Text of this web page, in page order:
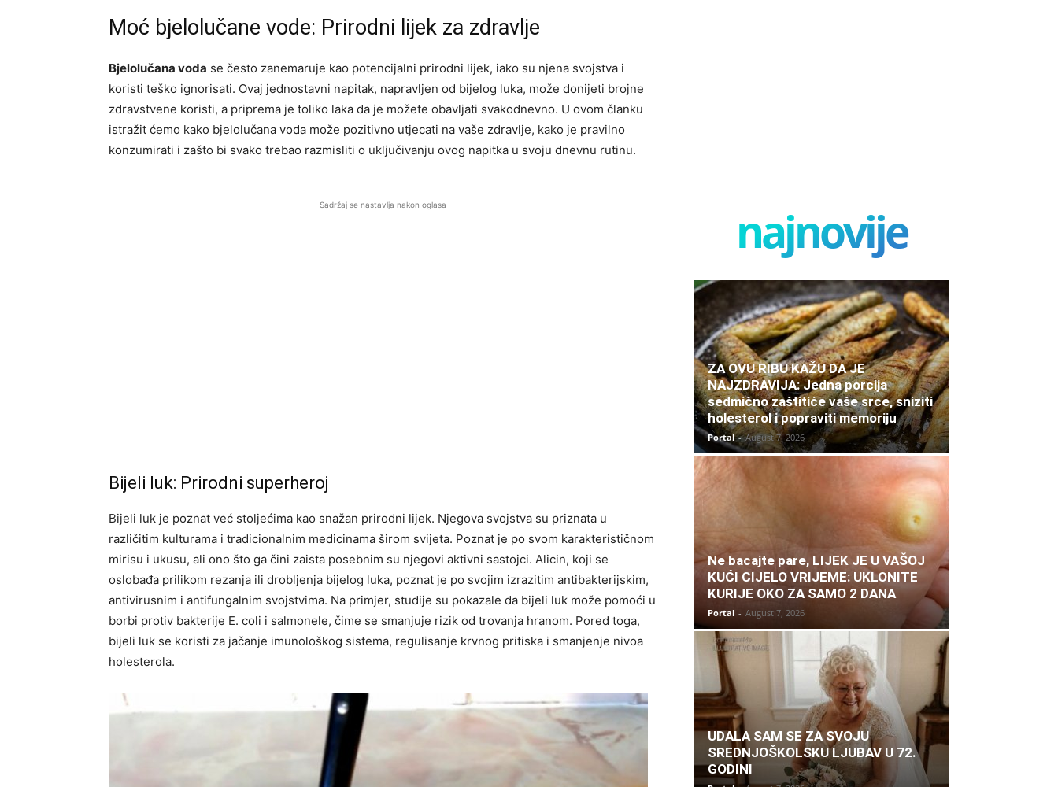
Moć bjelolučane vode: Prirodni lijek za zdravlje
Bjelolučana voda se često zanemaruje kao potencijalni prirodni lijek, iako su njena svojstva i
koristi teško ignorisati. Ovaj jednostavni napitak, napravljen od bijelog luka, može donijeti brojne
zdravstvene koristi, a priprema je toliko laka da je možete obavljati svakodnevno. U ovom članku
istražit ćemo kako bjelolučana voda može pozitivno utjecati na vaše zdravlje, kako je pravilno
konzumirati i zašto bi svako trebao razmisliti o uključivanju ovog napitka u svoju dnevnu rutinu.
Sadržaj se nastavlja nakon oglasa
Bijeli luk: Prirodni superheroj
Bijeli luk je poznat već stoljećima kao snažan prirodni lijek. Njegova svojstva su priznata u
različitim kulturama i tradicionalnim medicinama širom svijeta. Poznat je po svom karakterističnom
mirisu i ukusu, ali ono što ga čini zaista posebnim su njegovi aktivni sastojci. Alicin, koji se
oslobađa prilikom rezanja ili drobljenja bijelog luka, poznat je po svojim izrazitim antibakterijskim,
antivirusnim i antifungalnim svojstvima. Na primjer, studije su pokazale da bijeli luk može pomoći u
borbi protiv bakterije E. coli i salmonele, čime se smanjuje rizik od trovanja hranom. Pored toga,
bijeli luk se koristi za jačanje imunološkog sistema, regulisanje krvnog pritiska i smanjenje nivoa
holesterola.
najnovije
ZA OVU RIBU KAŽU DA JE
NAJZDRAVIJA: Jedna porcija
sedmično zaštitiće vaše srce, sniziti
holesterol i popraviti memoriju
Portal - August 7, 2026
Ne bacajte pare, LIJEK JE U VAŠOJ
KUĆI CIJELO VRIJEME: UKLONITE
KURIJE OKO ZA SAMO 2 DANA
Portal - August 7, 2026
UDALA SAM SE ZA SVOJU
SREDNJOŠKOLSKU LJUBAV U 72.
GODINI